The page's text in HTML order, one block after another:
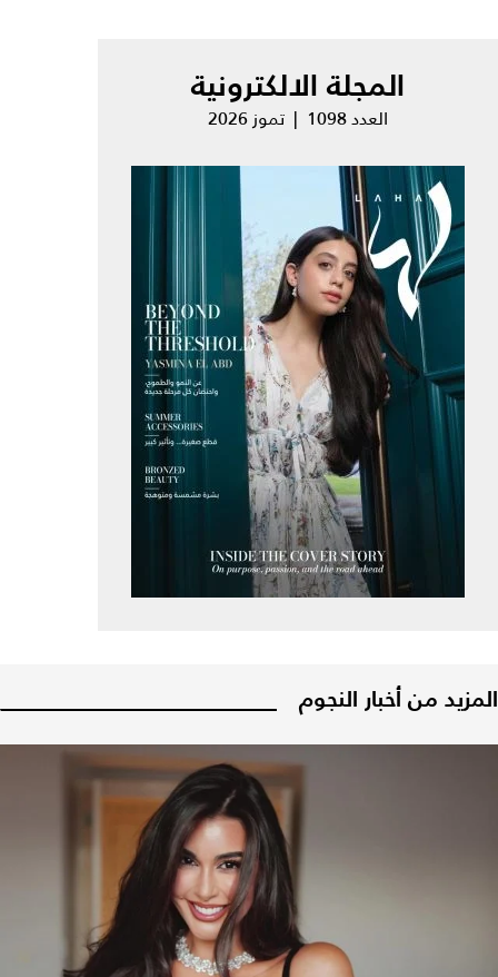
المجلة الالكترونية
العدد 1098 | تموز 2026
المزيد من أخبار النجوم